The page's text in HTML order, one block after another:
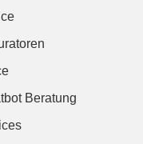
Beratung